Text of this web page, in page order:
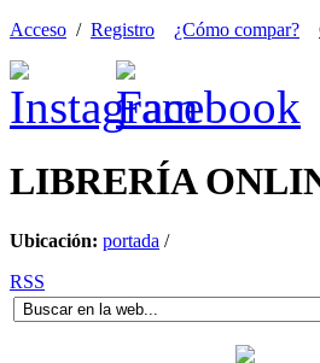
Acceso / Registro ¿Cómo compar?
LIBRERÍA
Ubicación: portada /
RSS